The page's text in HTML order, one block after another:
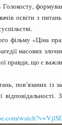
освіти з
«Ціна
масових
правди, що є
пов’язаних із